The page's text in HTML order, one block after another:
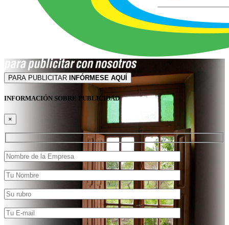
PARA PUBLICITAR INFÓRMESE AQUÍ
INFORMACIÓN SOBRE PUBLICIDAD
×